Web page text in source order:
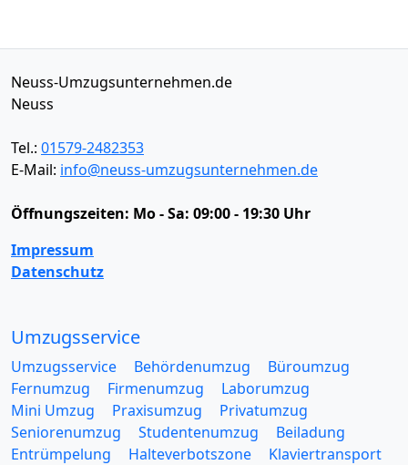
Neuss-Umzugsunternehmen.de
Neuss
Tel.: 01579-2482353
E-Mail: info@neuss-umzugsunternehmen.de
Öffnungszeiten: Mo - Sa: 09:00 - 19:30 Uhr
Impressum
Datenschutz
Umzugsservice
Umzugsservice Behördenumzug
Büroumzug
Fernumzug
Firmenumzug
Laborumzug
Mini Umzug
Praxisumzug
Privatumzug
Seniorenumzug
Studentenumzug
Beiladung
Entrümpelung
Halteverbotszone
Klaviertransport